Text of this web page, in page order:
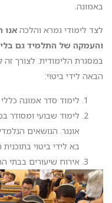
באמונה.
לצד לימודי גמרא והלכה אנו
והעמקה של התלמיד גם
במסגרת הלימודית. לצורך זה
הבאה לידי ביטוי:
לימוד סדר אמונה
לימוד שבועי ומסודר
אונגר. הנושאים
בא לידי ביטוי בתוכנית
אירוח שיעורים בבתי